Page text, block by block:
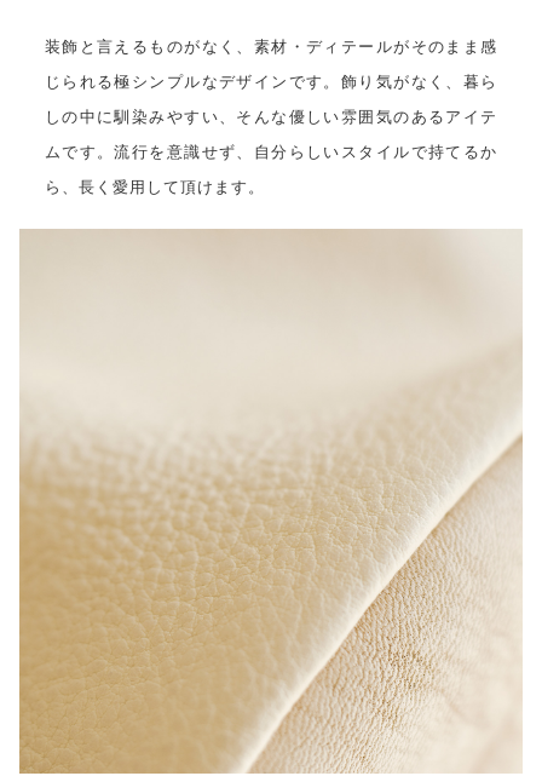
装飾と言えるものがなく、素材・ディテールがそのまま感
じられる極シンプルなデザインです。飾り気がなく、暮ら
しの中に馴染みやすい、そんな優しい雰囲気のあるアイテ
ムです。流行を意識せず、自分らしいスタイルで持てるか
ら、長く愛用して頂けます。